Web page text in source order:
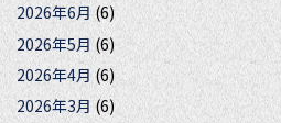
2026年6月(6)
2026年5月(6)
2026年4月(6)
2026年3月(6)